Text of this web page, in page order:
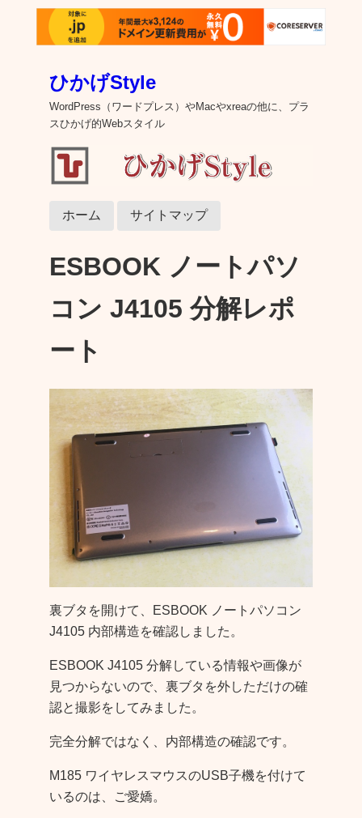
ひかげStyle
WordPress（ワードプレス）やMacやxreaの他に、プラ
スひかげ的Webスタイル
ホーム サイトマップ
ESBOOK ノートパソ
コン J4105 分解レポ
ート
裏ブタを開けて、ESBOOK ノートパソコン
J4105 内部構造を確認しました。
ESBOOK J4105 分解している情報や画像が
見つからないので、裏ブタを外しただけの確
認と撮影をしてみました。
完全分解ではなく、内部構造の確認です。
M185 ワイヤレスマウスのUSB子機を付けて
いるのは、ご愛嬌。